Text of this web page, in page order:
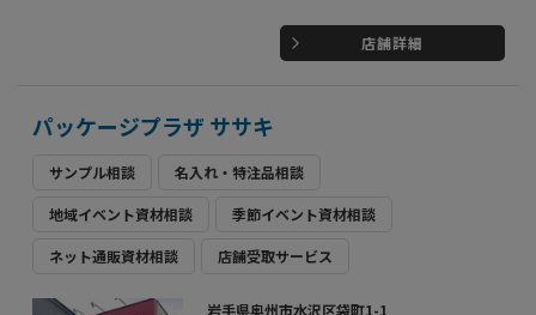
店舗詳細
パッケージプラザ ササキ
サンプル相談 名入れ・特注品相談
地域イベント資材相談 季節イベント資材相談
ネット通販資材相談 店舗受取サービス
岩手県奥州市水沢区袋町1-1